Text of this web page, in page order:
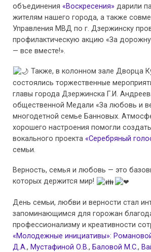
объединения «Воскресения» дарили
жителям нашего города, а также
Управления МВД по г. Дзержинску
профилактическую акцию «За
— все вместе!».
Также, в колонном зале Дворца
состоялись торжественные
главы города Дзержинска Г.И.
общественной Медали «За любовь и
многодетной семье Банновых.
хорошего настроения помогли
вокального проекта «Серебряный
семьи.
Верность, семья и любовь — это
которых держится мир!
День семьи, любви и верности стал
запоминающимся для горожан
профессионализму и креативности
«Молодежные инициативы»:
Д.А., Мустафиной О.В., Баловой М.С.,